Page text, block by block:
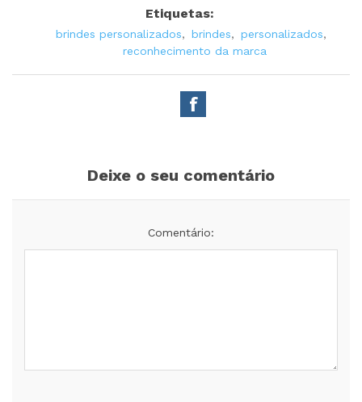
Etiquetas:
brindes personalizados, brindes, personalizados,
reconhecimento da marca
Deixe o seu comentário
Comentário: